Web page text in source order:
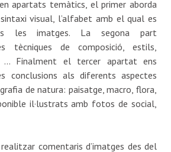
apartats temàtics, el primer aborda
visual, l’alfabet amb el qual es
les imatges. La segona part
tècniques de composició, estils,
… Finalment el tercer apartat ens
conclusions als diferents aspectes
de natura: paisatge, macro, flora,
il·lustrats amb fotos de social,
comentaris d’imatges des del